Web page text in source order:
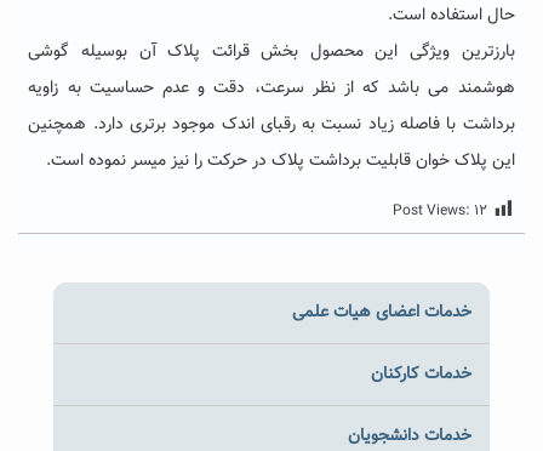
حال استفاده است.
بارزترین ویژگی این محصول بخش قرائت پلاک آن بوسیله گوشی
هوشمند می باشد که از نظر سرعت، دقت و عدم حساسیت به زاویه
برداشت با فاصله زیاد نسبت به رقبای اندک موجود برتری دارد. همچنین
این پلاک خوان قابلیت برداشت پلاک در حرکت را نیز میسر نموده است.
Post Views: ۱۲
خدمات اعضای هیات علمی
خدمات کارکنان
خدمات دانشجویان